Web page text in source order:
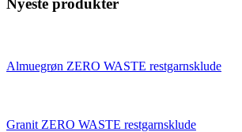
Nyeste produkter
Almuegrøn ZERO WASTE restgarnsklude
Granit ZERO WASTE restgarnsklude